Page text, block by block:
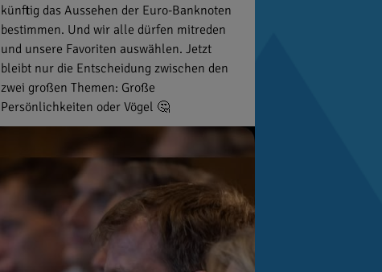
künftig das Aussehen der Euro-Banknoten
bestimmen. Und wir alle dürfen mitreden
und unsere Favoriten auswählen. Jetzt
bleibt nur die Entscheidung zwischen den
zwei großen Themen: Große
Persönlichkeiten oder Vögel 🤔